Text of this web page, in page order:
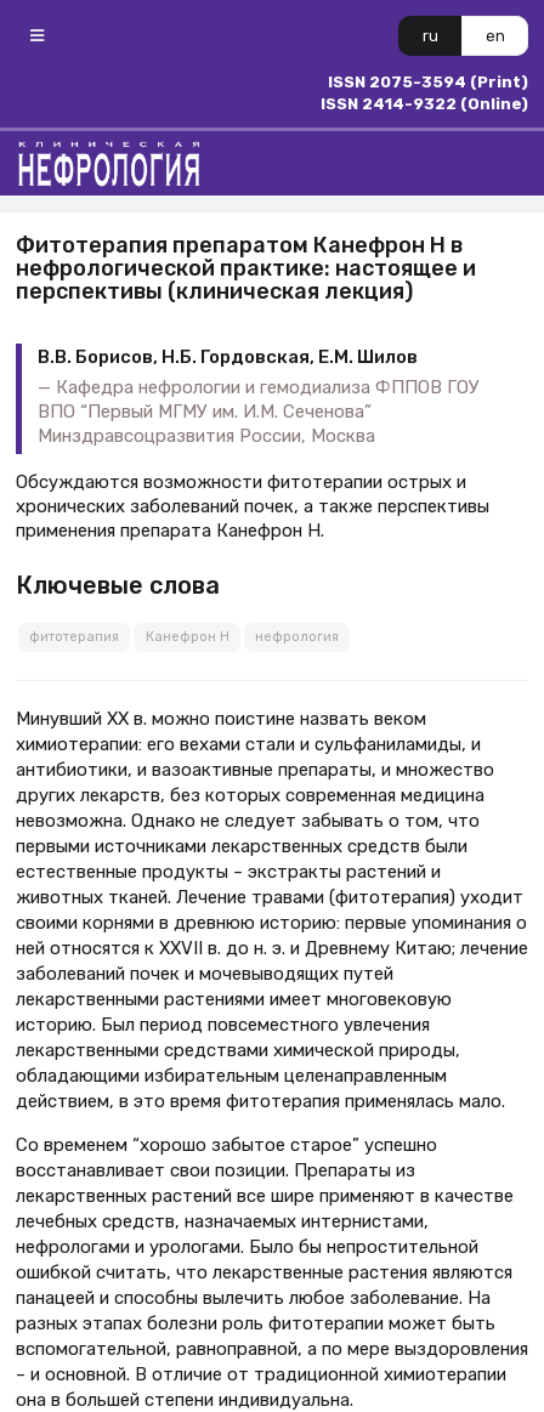
ru en
ISSN 2075-3594 (Print)
ISSN 2414-9322 (Online)
Фитотерапия препаратом Канефрон Н в
нефрологической практике: настоящее и
перспективы (клиническая лекция)
В.В. Борисов, Н.Б. Гордовская, Е.М. Шилов
Кафедра нефрологии и гемодиализа ФППОВ ГОУ
ВПО “Первый МГМУ им. И.М. Сеченова”
Минздравсоцразвития России, Москва
Обсуждаются возможности фитотерапии острых и
хронических заболеваний почек, а также перспективы
применения препарата Канефрон Н.
Ключевые слова
фитотерапия Канефрон Н нефрология
Минувший ХХ в. можно поистине назвать веком
химиотерапии: его вехами стали и сульфаниламиды, и
антибиотики, и вазоактивные препараты, и множество
других лекарств, без которых современная медицина
невозможна. Однако не следует забывать о том, что
первыми источниками лекарственных средств были
естественные продукты – экстракты растений и
животных тканей. Лечение травами (фитотерапия) уходит
своими корнями в древнюю историю: первые упоминания о
ней относятся к XXVII в. до н. э. и Древнему Китаю; лечение
заболеваний почек и мочевыводящих путей
лекарственными растениями имеет многовековую
историю. Был период повсеместного увлечения
лекарственными средствами химической природы,
обладающими избирательным целенаправленным
действием, в это время фитотерапия применялась мало.
Со временем “хорошо забытое старое” успешно
восстанавливает свои позиции. Препараты из
лекарственных растений все шире применяют в качестве
лечебных средств, назначаемых интернистами,
нефрологами и урологами. Было бы непростительной
ошибкой считать, что лекарственные растения являются
панацеей и способны вылечить любое заболевание. На
разных этапах болезни роль фитотерапии может быть
вспомогательной, равноправной, а по мере выздоровления
– и основной. В отличие от традиционной химиотерапии
она в большей степени индивидуальна.